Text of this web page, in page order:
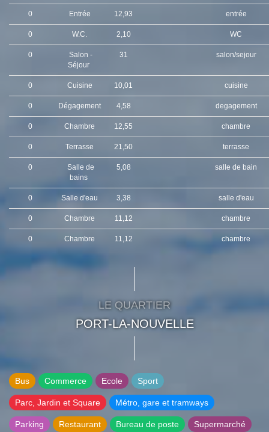
0 Entrée 12,93 entrée
0 W.C. 2,10 WC
0
Salon -
Séjour
31 salon/sejour
0 Cuisine 10,01 cuisine
0 Dégagement 4,58 degagement
0 Chambre 12,55 chambre
0 Terrasse 21,50 terrasse
0
Salle de
bains
5,08 salle de bain
0 Salle d'eau 3,38 salle d'eau
0 Chambre 11,12 chambre
0 Chambre 11,12 chambre
LE QUARTIER
PORT-LA-NOUVELLE
Bus Commerce Ecole Sport
Parc, Jardin et Square Métro, gare et tramways
Parking Restaurant Bureau de poste Supermarché